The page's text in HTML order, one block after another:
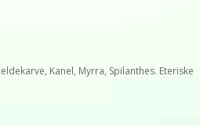
Kanel, Myrra, Spilanthes. Eteriske